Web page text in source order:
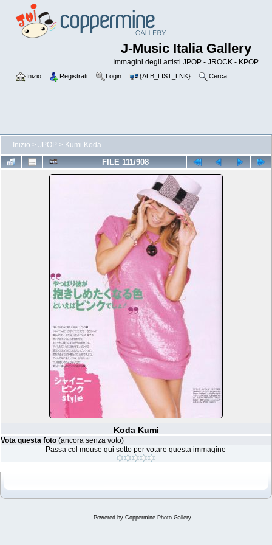
J-Music Italia Gallery
Immagini degli artisti JPOP - JROCK - KPOP
Inizio Registrati Login {ALB_LIST_LNK} Cerca
Inizio > JPOP > Kumi Koda
FILE 111/908
Koda Kumi
Vota questa foto (ancora senza voto)
Passa col mouse qui sotto per votare questa immagine
Powered by Coppermine Photo Gallery